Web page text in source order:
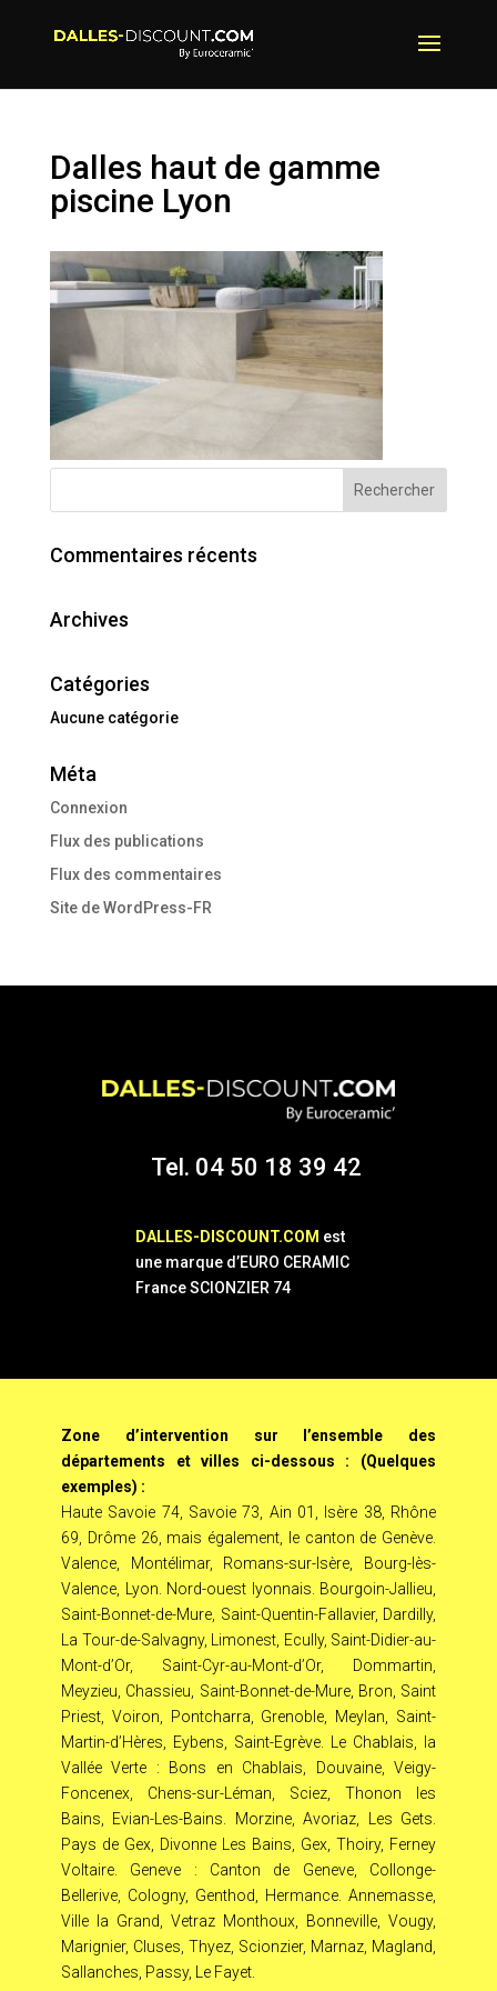
Dalles haut de gamme
piscine Lyon
Commentaires récents
Archives
Catégories
Aucune catégorie
Méta
Connexion
Flux des publications
Flux des commentaires
Site de WordPress-FR
Tel. 04 50 18 39 42
DALLES-DISCOUNT.COM est
une marque d’EURO CERAMIC
France SCIONZIER 74
Zone d’intervention sur l’ensemble des
départements et villes ci-dessous : (Quelques
exemples) :
Haute Savoie 74, Savoie 73, Ain 01, Isère 38, Rhône
69, Drôme 26, mais également, le canton de Genève.
Valence, Montélimar, Romans-sur-Isère, Bourg-lès-
Valence, Lyon. Nord-ouest lyonnais. Bourgoin-Jallieu,
Saint-Bonnet-de-Mure, Saint-Quentin-Fallavier, Dardilly,
La Tour-de-Salvagny, Limonest, Ecully, Saint-Didier-au-
Mont-d’Or, Saint-Cyr-au-Mont-d’Or, Dommartin,
Meyzieu, Chassieu, Saint-Bonnet-de-Mure, Bron, Saint
Priest, Voiron, Pontcharra, Grenoble, Meylan, Saint-
Martin-d’Hères, Eybens, Saint-Egrève. Le Chablais, la
Vallée Verte : Bons en Chablais, Douvaine, Veigy-
Foncenex, Chens-sur-Léman, Sciez, Thonon les
Bains, Evian-Les-Bains. Morzine, Avoriaz, Les Gets.
Pays de Gex, Divonne Les Bains, Gex, Thoiry, Ferney
Voltaire. Geneve : Canton de Geneve, Collonge-
Bellerive, Cologny, Genthod, Hermance. Annemasse,
Ville la Grand, Vetraz Monthoux, Bonneville, Vougy,
Marignier, Cluses, Thyez, Scionzier, Marnaz, Magland,
Sallanches, Passy, Le Fayet.